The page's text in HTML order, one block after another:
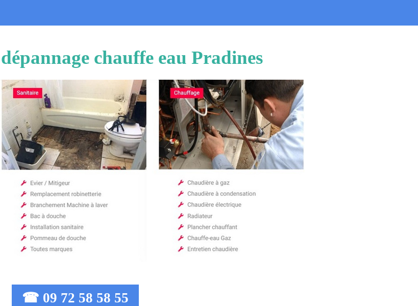
chauffe eau Pradines
☎ 09 72 58 58 55